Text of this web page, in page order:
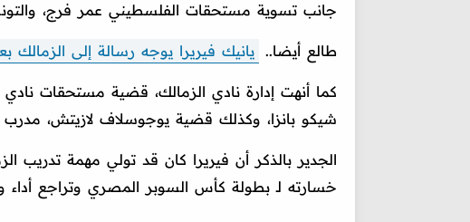
جانب تسوية مستحقات الفلسطيني عمر فرج،
طالع أيضا.. يانيك فيريرا يوجه رسالة إلى الزمالك
كما أنهت إدارة نادي الزمالك، قضية مستحقات نادي
شيكو بانزا، وكذلك قضية يوجوسلاف لازيتش،
الجدير بالذكر أن فيريرا كان قد تولي مهمة تدريب
خسارته لـ بطولة كأس السوبر المصري وتراجع أداء